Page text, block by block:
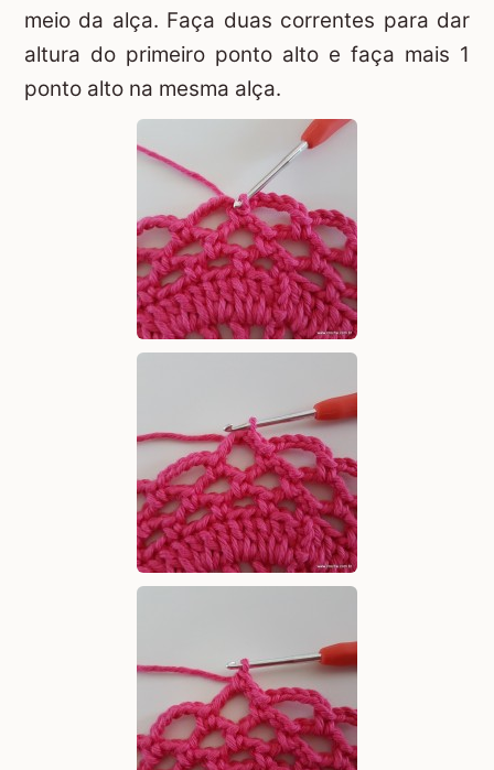
meio da alça. Faça duas correntes para dar
altura do primeiro ponto alto e faça mais 1
ponto alto na mesma alça.